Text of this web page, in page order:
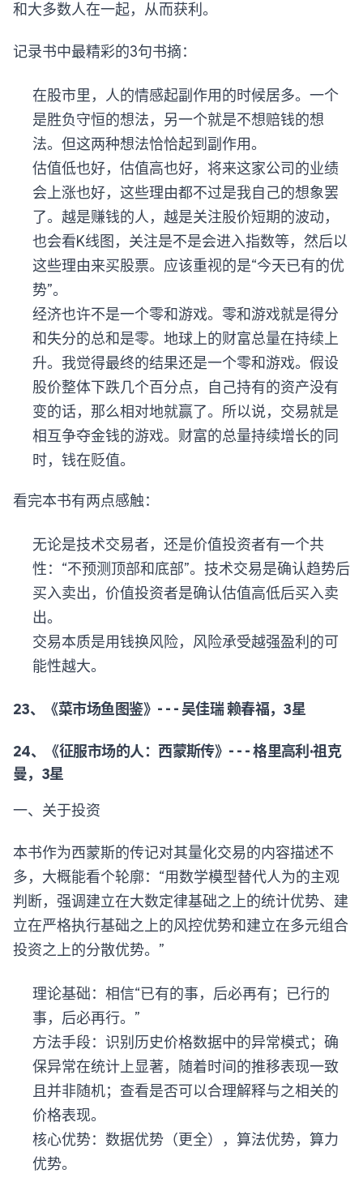
和大多数人在一起，从而获利。
记录书中最精彩的3句书摘：
在股市里，人的情感起副作用的时候居多。一个
是胜负守恒的想法，另一个就是不想赔钱的想
法。但这两种想法恰恰起到副作用。
估值低也好，估值高也好，将来这家公司的业绩
会上涨也好，这些理由都不过是我自己的想象罢
了。越是赚钱的人，越是关注股价短期的波动，
也会看K线图，关注是不是会进入指数等，然后以
这些理由来买股票。应该重视的是“今天已有的优
势”。
经济也许不是一个零和游戏。零和游戏就是得分
和失分的总和是零。地球上的财富总量在持续上
升。我觉得最终的结果还是一个零和游戏。假设
股价整体下跌几个百分点，自己持有的资产没有
变的话，那么相对地就赢了。所以说，交易就是
相互争夺金钱的游戏。财富的总量持续增长的同
时，钱在贬值。
看完本书有两点感触：
无论是技术交易者，还是价值投资者有一个共
性：“不预测顶部和底部”。技术交易是确认趋势后
买入卖出，价值投资者是确认估值高低后买入卖
出。
交易本质是用钱换风险，风险承受越强盈利的可
能性越大。
23、《菜市场鱼图鉴》- - - 吴佳瑞 赖春福，3星
24、《征服市场的人：西蒙斯传》- - - 格里高利·祖克
曼，3星
一、关于投资
本书作为西蒙斯的传记对其量化交易的内容描述不
多，大概能看个轮廓：“用数学模型替代人为的主观
判断，强调建立在大数定律基础之上的统计优势、建
立在严格执行基础之上的风控优势和建立在多元组合
投资之上的分散优势。”
理论基础：相信“已有的事，后必再有；已行的
事，后必再行。”
方法手段：识别历史价格数据中的异常模式；确
保异常在统计上显著，随着时间的推移表现一致
且并非随机；查看是否可以合理解释与之相关的
价格表现。
核心优势：数据优势（更全），算法优势，算力
优势。